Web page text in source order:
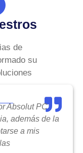
de
su
Absolut PC
además de la
a mis